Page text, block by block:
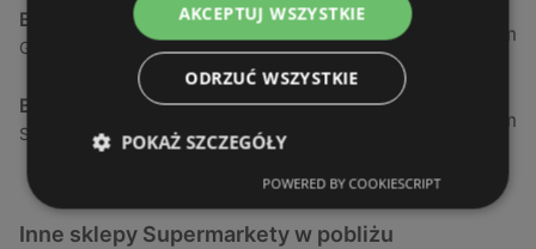
Biedronka
Gryfa Pomorskiego, 72-500 Międzyzdroje
12,39 km
Biedronka
Sienkiewicza 32, 72-510 Wolin
24,01 km
Inne sklepy Supermarkety w pobliżu
AKCEPTUJ WSZYSTKIE
ODRZUĆ WSZYSTKIE
POKAŻ SZCZEGÓŁY
POWERED BY COOKIESCRIPT